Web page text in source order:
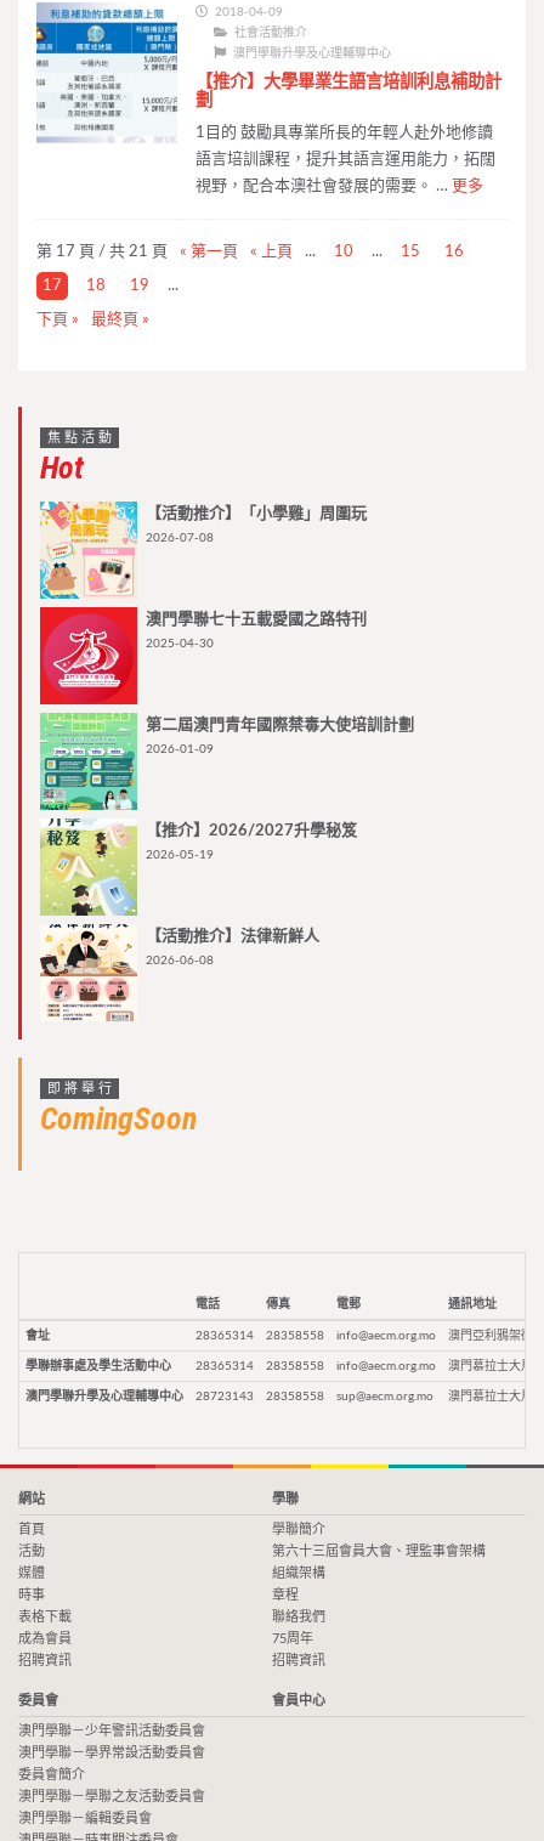
2018-04-09
社會活動推介
澳門學聯升學及心理輔導中心
【推介】大學畢業生語言培訓利息補助計
劃
1目的 鼓勵具專業所長的年輕人赴外地修讀
語言培訓課程，提升其語言運用能力，拓闊
視野，配合本澳社會發展的需要。 … 更多
第 17 頁 / 共 21 頁 « 第一頁 « 上頁 ... 10 ... 15 16
17 18 19 ...
下頁 » 最終頁 »
焦點活動
Hot
【活動推介】「小學雞」周圍玩
2026-07-08
澳門學聯七十五載愛國之路特刊
2025-04-30
第二屆澳門青年國際禁毒大使培訓計劃
2026-01-09
【推介】2026/2027升學秘笈
2026-05-19
【活動推介】法律新鮮人
2026-06-08
即將舉行
ComingSoon
電話 傳真 電郵 通訊地址
會址 28365314 28358558 info@aecm.org.mo 澳門亞利鴉架街9
學聯辦事處及學生活動中心 28365314 28358558 info@aecm.org.mo 澳門慕拉士大馬
澳門學聯升學及心理輔導中心 28723143 28358558 sup@aecm.org.mo 澳門慕拉士大馬
網站
首頁
活動
媒體
時事
表格下載
成為會員
招聘資訊
學聯
學聯簡介
第六十三屆會員大會、理監事會架構
組織架構
章程
聯絡我們
75周年
招聘資訊
委員會
澳門學聯－少年警訊活動委員會
澳門學聯－學界常設活動委員會
委員會簡介
澳門學聯－學聯之友活動委員會
澳門學聯－編輯委員會
會員中心